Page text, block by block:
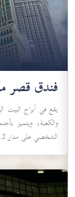
فندق قصر مكة
يقع في أبراج البيت
والكعبة، ويتميز بأجنحة
الشخصي على مدار 2...